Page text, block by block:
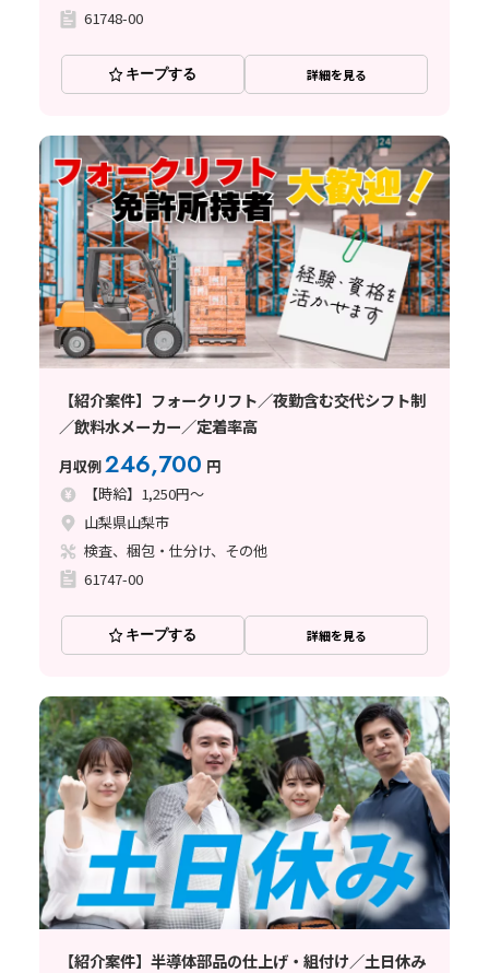
61748-00
キープする 詳細を見る
【紹介案件】フォークリフト／夜勤含む交代シフト制
／飲料水メーカー／定着率高
月収例246,700 円
【時給】1,250円～
山梨県山梨市
検査、梱包・仕分け、その他
61747-00
キープする 詳細を見る
【紹介案件】半導体部品の仕上げ・組付け／土日休み